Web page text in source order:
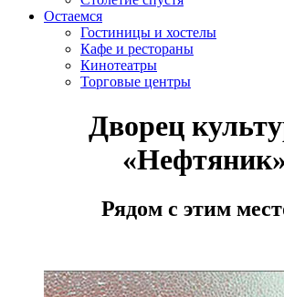
Остаемся
Гостиницы и хостелы
Кафе и рестораны
Кинотеатры
Торговые центры
Дворец
Рядом с этим